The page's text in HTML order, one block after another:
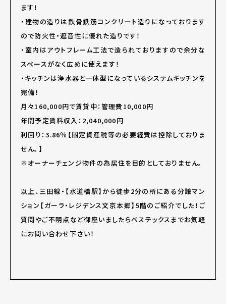
ます！
・建物の造りは鉄骨鉄筋コンクリート造りになっております
ので防火性・遮音性に優れた造りです！
・室内はアウトフレーム工法で造られておりますので余分な
スペースがなく広めに使えます！
・キッチンは浄水器と一体型になっているシステムキッチンを
完備！
月々160,000円で賃貸中：管理費10,000円
年間予定賃料収入：2,040,000円
利回り：3.86％【固定資産税等の必要経費は控除しておりま
せん。】
※オーナーチェンジ物件の為居住を目的としておりません。
以上、三田線・【水道橋駅】から徒歩2分の所にある分譲マン
ション【ガーラ・レジデンス文京本郷】5階のご紹介でした！ご
質問やご不明点など御座いましたらベステックスまでお気軽
にお問い合わせ下さい！